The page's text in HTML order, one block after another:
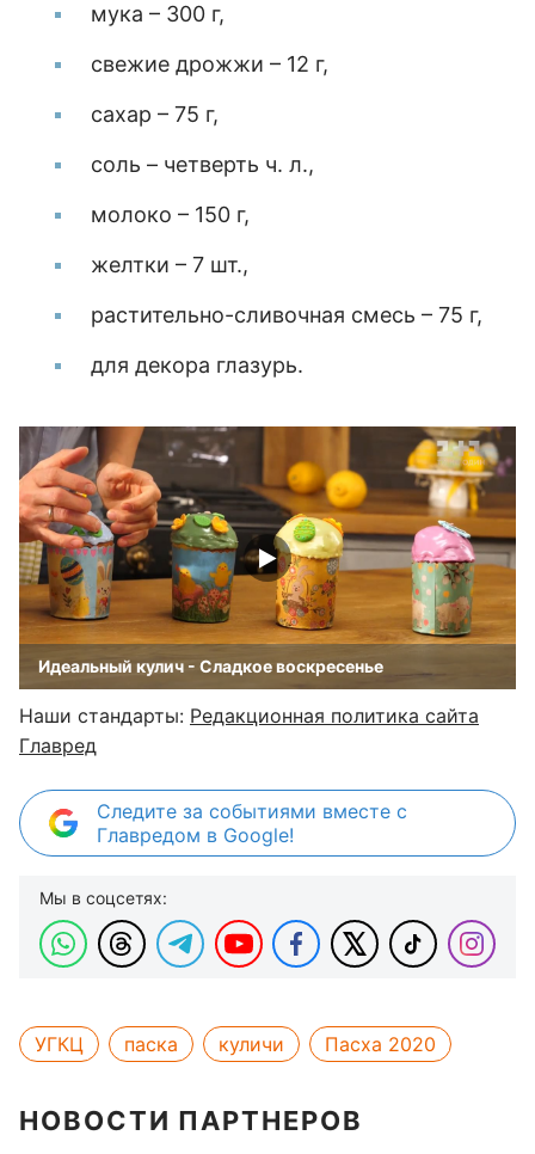
мука – 300 г,
свежие дрожжи – 12 г,
сахар – 75 г,
соль – четверть ч. л.,
молоко – 150 г,
желтки – 7 шт.,
растительно-сливочная смесь – 75 г,
для декора глазурь.
Идеальный кулич - Сладкое воскресенье
Наши стандарты: Редакционная политика сайта
Главред
Следите за событиями вместе с
Главредом в Google!
Мы в соцсетях:
УГКЦ паска куличи Пасха 2020
НОВОСТИ ПАРТНЕРОВ